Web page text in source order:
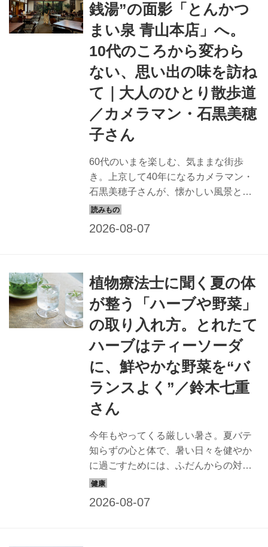
銭湯”の面影「とんかつ
まい泉 青山本店」へ。
10代のころから変わら
ない、思い出の味を訪ね
て｜大人のひとり散歩道
／カメラマン・石黒美穂
子さん
60代のいまを楽しむ、気ままな街歩
き。上京して40年になるカメラマン・
石黒美穂子さんが、懐かしい風景と新
しい発見を探して東京の街を歩き、そ
堪能します。
植物療法士に聞く夏の体
が整う「ハーブや野菜」
の取り入れ方。とれたて
ハーブはティーソーダ
に、鮮やかな野菜を“バ
ランスよく”／鈴木七重
さん
今年もやってくる厳しい暑さ。夏バテ
知らずの心と体で、暑い日々を健やか
に過ごすためには、ふだんからの対策
が必要です。自然の力を味方につけ、